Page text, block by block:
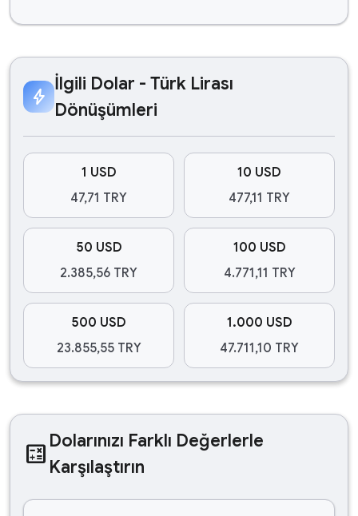
bolt
İlgili Dolar - Türk Lirası
Dönüşümleri
1 USD
47,71 TRY
10 USD
477,11 TRY
50 USD
2.385,56 TRY
100 USD
4.771,11 TRY
500 USD
23.855,55 TRY
1.000 USD
47.711,10 TRY
calculate Dolarınızı Farklı Değerlerle
Karşılaştırın